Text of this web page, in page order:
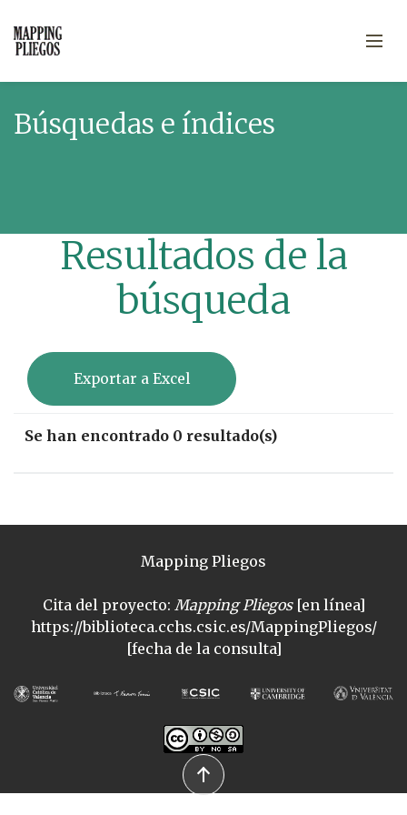
Búsquedas e índices
Resultados de la
búsqueda
Exportar a Excel
Se han encontrado 0 resultado(s)
Mapping Pliegos
Cita del proyecto: Mapping Pliegos[en línea]
https://biblioteca.cchs.csic.es/MappingPliegos/
[fecha de la consulta]